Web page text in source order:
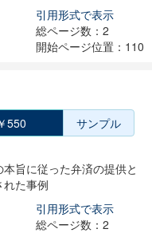
引用形式で表示
総ページ数：2
開始ページ位置：110
550 サンプル
旨に従った弁済の提供と
た事例
引用形式で表示
総ページ数：2